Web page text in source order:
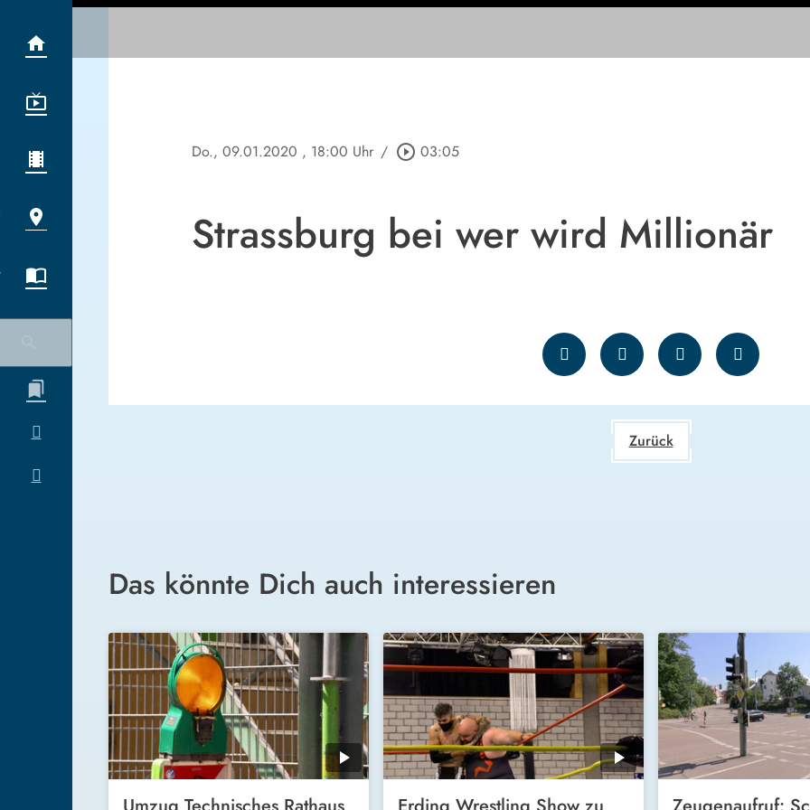
Do., 09.01.2020 , 18:00 Uhr / play_circle_outline 03:05
Strassburg bei wer wird Millionär
Zurück
Das könnte Dich auch interessieren